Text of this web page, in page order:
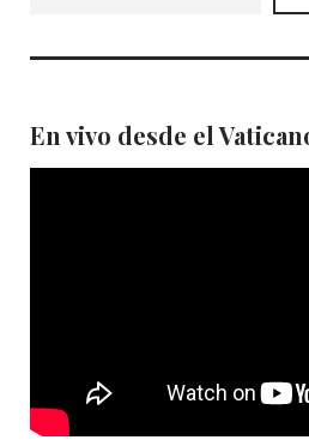
En vivo desde el